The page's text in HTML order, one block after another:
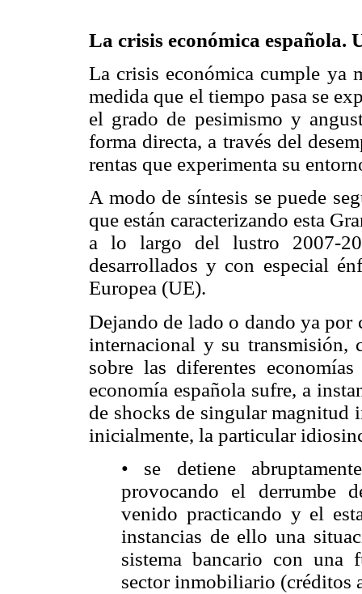
La crisis económica española.
La crisis económica cumple ya
medida que el tiempo pasa se
el grado de pesimismo y
forma directa, a través del
rentas que experimenta su
A modo de síntesis se puede
que están caracterizando esta
a lo largo del lustro 2007-
desarrollados y con especial
Europea (UE).
Dejando de lado o dando ya
internacional y su transmisión,
sobre las diferentes
economía española sufre, a
de shocks de singular magnitud
inicialmente, la particular
• se detiene
provocando el derrumbe
venido practicando y el
instancias de ello una
sistema bancario con una
sector inmobiliario (créditos